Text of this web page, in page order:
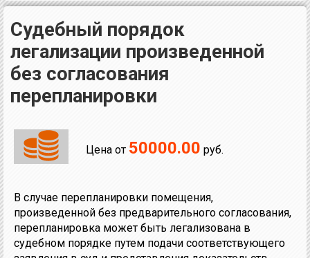
Судебный порядок
легализации произведенной
без согласования
перепланировки
Цена от 50000.00 руб.
В случае перепланировки помещения,
произведенной без предварительного согласования,
перепланировка может быть легализована в
судебном порядке путем подачи соответствующего